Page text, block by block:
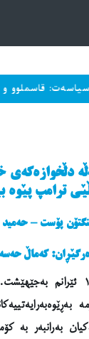
و ئاریستۆ
دڵخوازەکەی
ترامپ پێوە
پۆست – حەمید
کەماڵ
من ساڵی ١٩٧٦ ئێرانم
بەرانبەر بە